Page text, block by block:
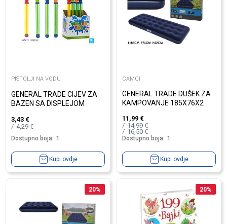
PISTOLJI NA VODU
GENERAL TRADE CIJEV ZA
BAZEN SA DISPLEJOM
3,43 €
4,29€
Dostupno boja: 1
Kupi ovdje
CAMCI
GENERAL TRADE DUŠEK ZA
KAMPOVANJE 185X76X2
11,99 €
14,99€
16,50€
Dostupno boja: 1
Kupi ovdje
20% 20%